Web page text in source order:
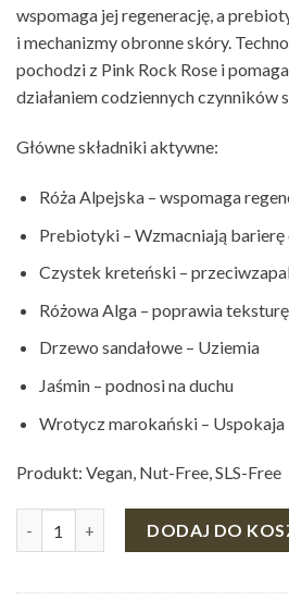
wspomaga jej regenerację, a
i mechanizmy obronne skóry.
pochodzi z Pink Rock Rose i
działaniem codziennych czynników
Główne składniki aktywne:
Róża Alpejska – wspomaga
Prebiotyki – Wzmacniają barierę
Czystek kreteński –
Różowa Alga – poprawia
Drzewo sandałowe – Uziemia
Jaśmin – podnosi na duchu
Wrotycz marokański – Uspokaja
Produkt: Vegan, Nut-Free,SLS-Free
DODAJ DO